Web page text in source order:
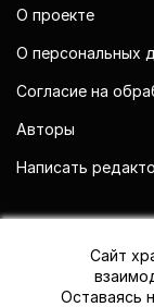
О проекте
О персональных
Согласие на
Авторы
Написать
Сайт
Оставаясь